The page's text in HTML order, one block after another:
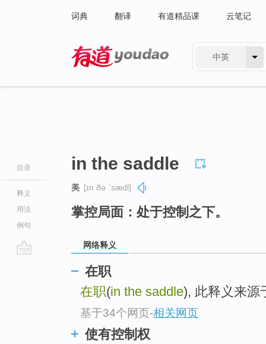
词典 翻译 有道精品课 云笔记
中英
目录
释义
用法
例句
in the saddle
美 [ɪn ðə ˈsædl]
掌控局面：处于控制之下。
网络释义
在职
在职(in the saddle), 此释义来源
基于34个网页-相关网页
使有控制权